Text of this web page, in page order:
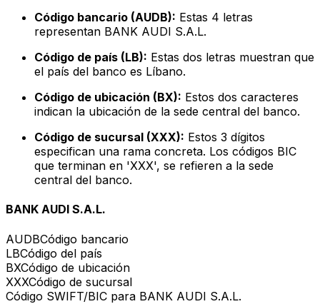
Código bancario (AUDB): Estas 4 letras
representan BANK AUDI S.A.L.
Código de país (LB): Estas dos letras muestran que
el país del banco es Líbano.
Código de ubicación (BX): Estos dos caracteres
indican la ubicación de la sede central del banco.
Código de sucursal (XXX): Estos 3 dígitos
especifican una rama concreta. Los códigos BIC
que terminan en 'XXX', se refieren a la sede
central del banco.
BANK AUDI S.A.L.
AUDBCódigo bancario
LBCódigo del país
BXCódigo de ubicación
XXXCódigo de sucursal
Código SWIFT/BIC para BANK AUDI S.A.L.